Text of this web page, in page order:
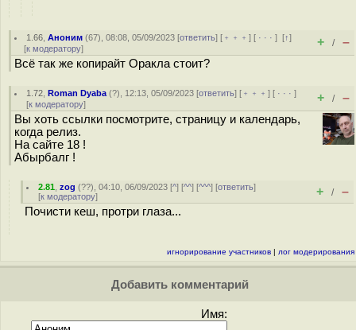
1.66 ,Аноним (67), 08:08, 05/09/2023 [ответить] [ ﹢﹢﹢] [ · · ·][↑]
[к модератору] + / –
Всё так же копирайт Оракла стоит?
1.72 ,Roman Dyaba (?), 12:13, 05/09/2023 [ответить] [ ﹢﹢﹢] [ · · ·]
[к модератору] + / –
Вы хоть ссылки посмотрите, страницу и календарь,
когда релиз.
На сайте 18 !
Абырбалг !
2.81 ,zog (??), 04:10, 06/09/2023 [^] [^^] [^^^] [ответить]
[к модератору] + / –
Почисти кеш, протри глаза...
игнорирование участников | лог модерирования
Добавить комментарий
Имя: